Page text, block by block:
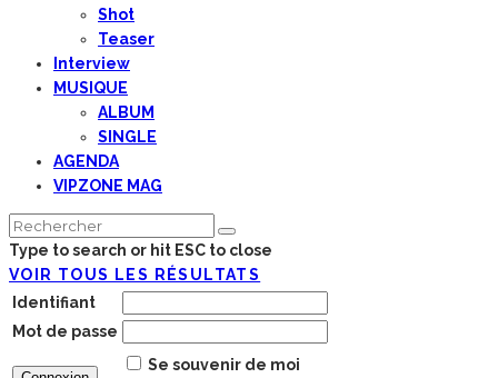
Shot
Teaser
Interview
MUSIQUE
ALBUM
SINGLE
AGENDA
VIPZONE MAG
Type to search or hit ESC to close
VOIR TOUS LES RÉSULTATS
Identifiant
Mot de passe
Se souvenir de moi